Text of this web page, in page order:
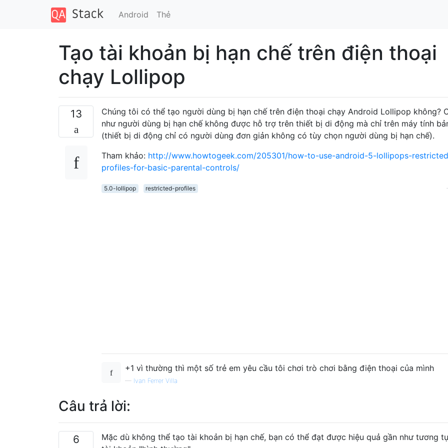
Android Thẻ
Tạo tài khoản bị hạn chế trên điện thoại
chạy Lollipop
13
Chúng tôi có thể tạo người dùng bị hạn chế trên điện thoại chạy Android Lollipop không?
như người dùng bị hạn chế không được hỗ trợ trên thiết bị di động mà chỉ trên máy tính
(thiết bị di động chỉ có người dùng đơn giản không có tùy chọn người dùng bị hạn chế).
Tham khảo: http://www.howtogeek.com/205301/how-to-use-android-5-lollipops-
profiles-for-basic-parental-controls/
5.0-lollipop restricted-profiles
+1 vì thường thì một số trẻ em yêu cầu tôi chơi trò chơi bằng điện thoại của mình
— Ivan Ferrer Villa
Câu trả lời:
6
Mặc dù không thể tạo tài khoản bị hạn chế, bạn có thể đạt được hiệu quả gần như tương